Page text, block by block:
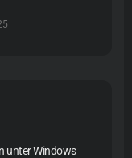
unter Windows